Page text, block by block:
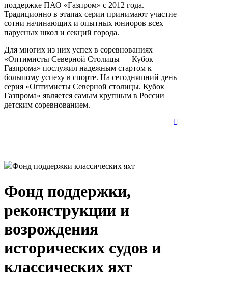
поддержке ПАО «Газпром» с 2012 года.
Традиционно в этапах серии принимают участие
сотни начинающих и опытных юниоров всех
парусных школ и секций города.
Для многих из них успех в соревнованиях
«Оптимисты Северной Столицы — Кубок
Газпрома» послужил надежным стартом к
большому успеху в спорте. На сегодняшний день
серия «Оптимисты Северной столицы. Кубок
Газпрома» является самым крупным в России
детским соревнованием.
Фонд поддержки классических яхт
Фонд поддержки,
реконструкции и
возрождения
исторических судов и
классических яхт